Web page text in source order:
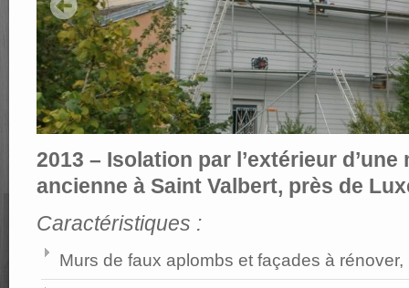
2013 – Isolation par l’extérieur
ancienne à Saint Valbert, près de
Caractéristiques :
Murs de faux aplombs et façades à rénover,